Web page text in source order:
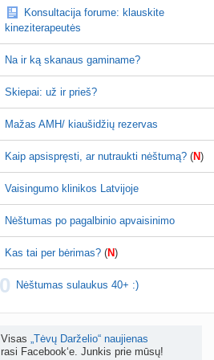
po hemorojaus operacijos
prieš 4 d.
(žmogaus papilomos virusas) (+3)
Svaja1234 prieš 4 d.
klausimai apie cezario pjūvį (+2)
Veronika99 prieš 5 d.
brendimas (3)
testuotojos! (bendra tema)
Karlitele prieš 5 d.
(2)
Konsultacija forume: klauskite
kineziterapeutės
Na ir ką skanaus gaminame?
Skiepai: už ir prieš?
Mažas AMH/ kiaušidžių rezervas
Kaip apsispręsti, ar nutraukti nėštumą? (N)
Vaisingumo klinikos Latvijoje
Nėštumas po pagalbinio apvaisinimo
Kas tai per bėrimas? (N)
Nėštumas sulaukus 40+ :)
Visas „Tėvų Darželio“ naujienas
rasi Facebook‘e. Junkis prie mūsų!